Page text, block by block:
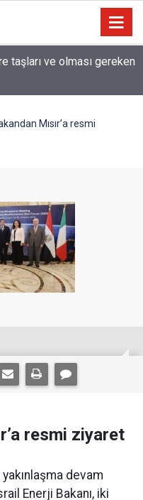
yüzünü
Mısır’a resmi
resmi ziyaret
devam
Enerji Bakanı, iki